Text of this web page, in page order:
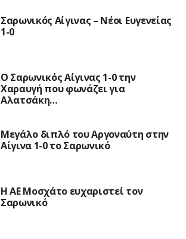
Σαρωνικός Αίγινας – Νέοι Ευγενείας
1-0
Ο Σαρωνικός Αίγινας 1-0 την
Χαραυγή που φωνάζει για
Αλατσάκη…
Μεγάλο διπλό του Αργοναύτη στην
Αίγινα 1-0 το Σαρωνικό
Η ΑΕ Μοσχάτο ευχαριστεί τον
Σαρωνικό